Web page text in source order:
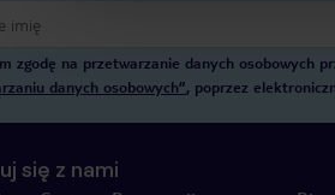
zgodę na przetwarzanie danych osobowych
danych osobowych”, poprzez
się z nami